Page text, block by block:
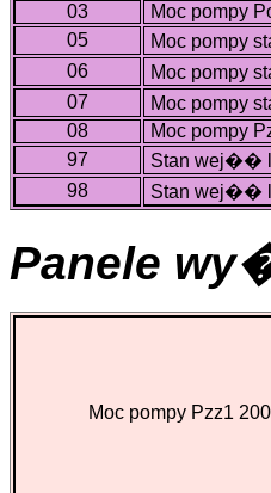
03
Moc pompy
05
Moc pompy
06
Moc pompy
07
Moc pompy
08
Moc pompy
97
Stan wej��
98
Stan wej��
Panele
Moc pompy Pzz1